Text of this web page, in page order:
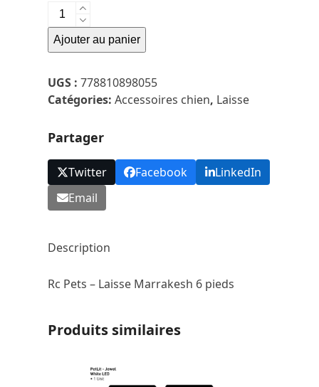
quantité
de
Rc
-
Laisse
Marrakesh
pieds
Ajouter au panier
UGS :778810898055
Catégories:Accessoires chien, Laisse
Partager
Twitter Facebook
LinkedIn
Email
Description
Rc Pets – Laisse Marrakesh 6 pieds
Produits similaires